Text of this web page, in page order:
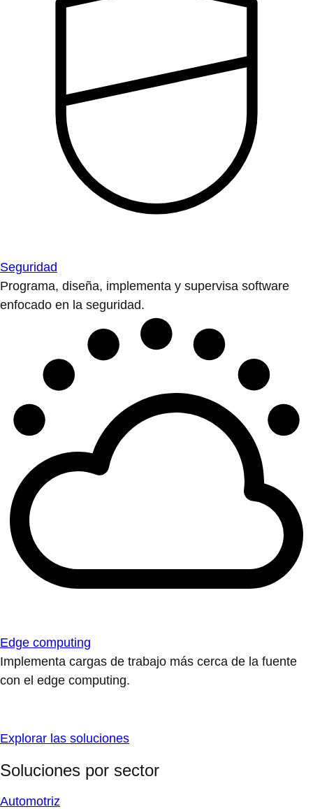
Seguridad
Programa, diseña, implementa y supervisa software
enfocado en la seguridad.
Edge computing
Implementa cargas de trabajo más cerca de la fuente
con el edge computing.
Explorar las soluciones
Soluciones por sector
Automotriz